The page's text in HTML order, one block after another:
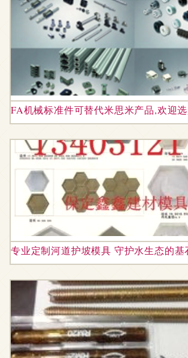
FA机械标准件可替代米思米产品,欢迎
专业定制河道护坡模具 守护水生态的基